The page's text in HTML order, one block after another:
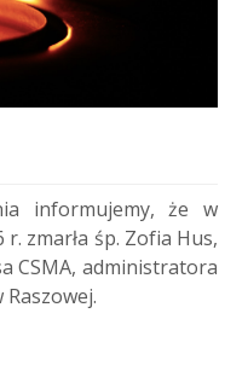
informujemy, że w
zmarła śp. Zofia Hus,
CSMA, administratora